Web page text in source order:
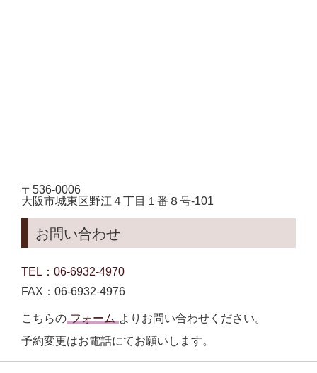
〒536-0006
大阪市城東区野江４丁目１番８号-101
お問い合わせ
TEL：06-6932-4970
FAX：06-6932-4976
こちらの フォーム よりお問い合わせください。
予約変更はお電話にてお願いします。